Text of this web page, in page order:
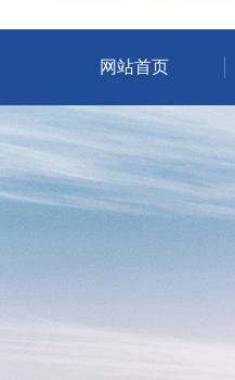
网站首页